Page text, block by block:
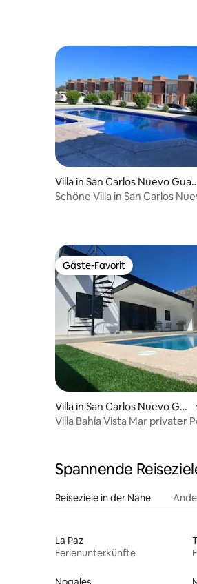
Villa in San Carlos Nuevo Guay
mas
Schöne Villa in San Carlos
Gäste-Favorit
Gäste-Favorit
Villa in San Carlos Nuevo Gu
aymas
Villa Bahía Vista Mar privater
Spannende
Reiseziele in der Nähe
La Paz
Ferienunterkünfte